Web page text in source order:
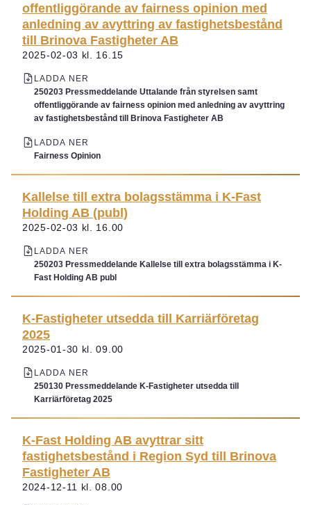
offentliggörande av fairness opinion med
anledning av avyttring av fastighetsbestånd
till Brinova Fastigheter AB
2025-02-03 kl. 16.15
LADDA NER
250203 Pressmeddelande Uttalande från styrelsen samt
offentliggörande av fairness opinion med anledning av avyttring
av fastighetsbestånd till Brinova Fastigheter AB
LADDA NER
Fairness Opinion
Kallelse till extra bolagsstämma i K-Fast
Holding AB (publ)
2025-02-03 kl. 16.00
LADDA NER
250203 Pressmeddelande Kallelse till extra bolagsstämma i K-
Fast Holding AB publ
K-Fastigheter utsedda till Karriärföretag
2025
2025-01-30 kl. 09.00
LADDA NER
250130 Pressmeddelande K-Fastigheter utsedda till
Karriärföretag 2025
K-Fast Holding AB avyttrar sitt
fastighetsbestånd i Region Syd till Brinova
Fastigheter AB
2024-12-11 kl. 08.00